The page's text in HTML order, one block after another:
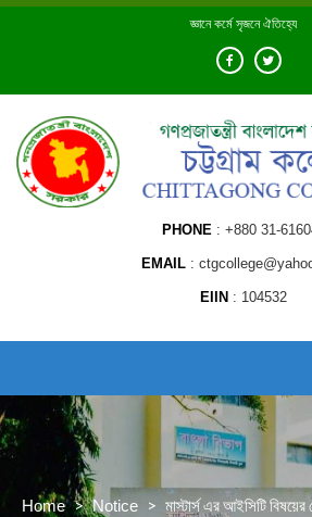
Skip
জ্ঞানে কর্মে সৃজনে ঐতিহ্যে
PHONE +880 31-
EMAIL
EIIN 104532
Home > Notice > মাস্টার্স এর আইসিটি